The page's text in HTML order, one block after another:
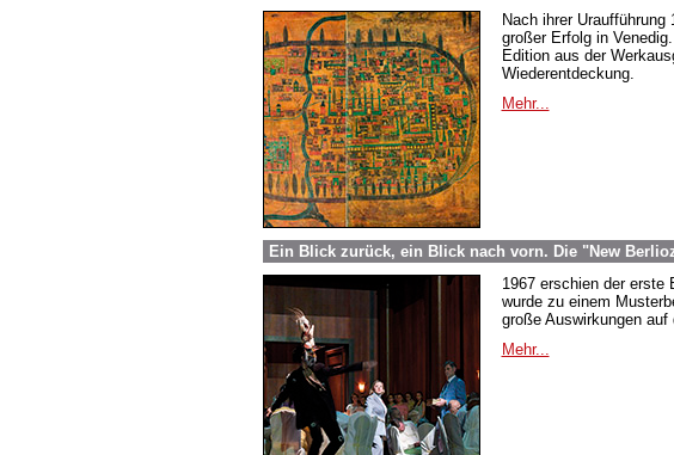
Nach ihrer
großer Erfolg in
Edition aus der
Wiederentdeckung.
Mehr...
Ein Blick zurück, ein Blick nach vorn. Die "New
1967 erschien der erste
wurde zu einem
große Auswirkungen auf
Mehr...